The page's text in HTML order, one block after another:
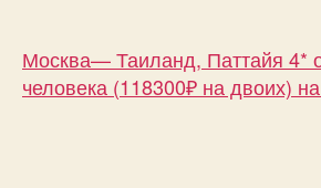
Москва— Таиланд, Паттайя 4*
человека (118300₽ на двоих)